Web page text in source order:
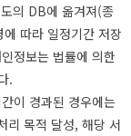
의 DB에 옮겨져(종
따라 일정기간 저장
정보는 법률에 의한
.
이 경과된 경우에는
리 목적 달성, 해당 서